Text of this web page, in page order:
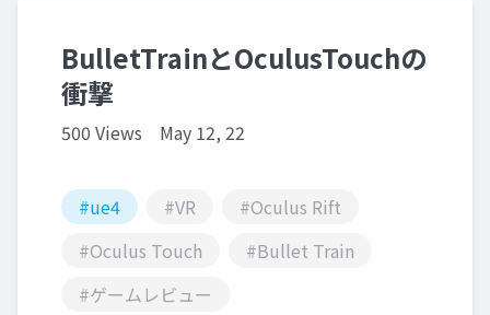
BulletTrainとOculusTouchの
衝撃
500 Views May 12, 22
#ue4 #VR
#Oculus Rift
#Oculus Touch
#Bullet Train
#ゲームレビュー